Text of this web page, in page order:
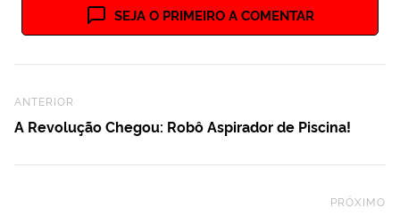
SEJA O PRIMEIRO A COMENTAR
Previous Post
ANTERIOR
A Revolução Chegou: Robô Aspirador de Piscina!
PRÓXIMO